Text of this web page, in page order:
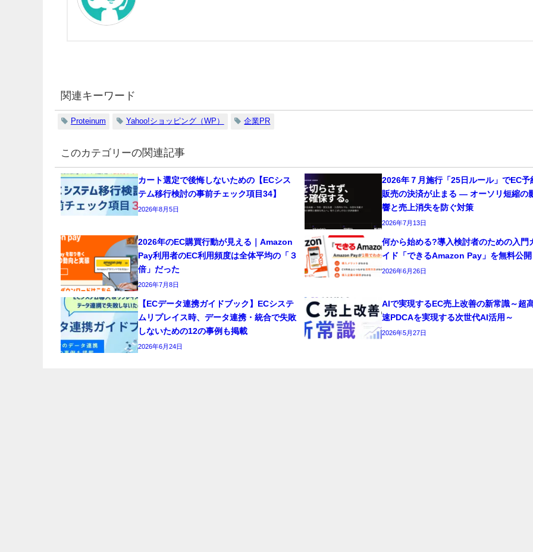
関連キーワード
Proteinum Yahoo!ショッピング（WP） 企業PR
の関連記事
カート選定で後悔しないための【ECシス
テム移行検討の事前チェック項目34】
2026年8月5日
2026年７月施行「25日ルール」でEC予
販売の決済が止まる ― オーソリ短縮の
響と売上消失を防ぐ対策
2026年7月13日
2026年のEC購買行動が見える｜Amazon
Pay利用者のEC利用頻度は全体平均の「３
倍」だった
2026年7月8日
何から始める?導入検討者のための入門
イド「できるAmazon Pay」を無料公開
2026年6月26日
【ECデータ連携ガイドブック】ECシステ
ムリプレイス時、データ連携・統合で失敗
しないための12の事例も掲載
2026年6月24日
AIで実現するEC売上改善の新常識～超
速PDCAを実現する次世代AI活用～
2026年5月27日